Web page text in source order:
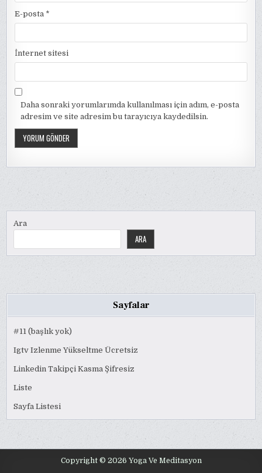
E-posta *
İnternet sitesi
Daha sonraki yorumlarımda kullanılması için adım, e-posta
adresim ve site adresim bu tarayıcıya kaydedilsin.
Ara
ARA
Sayfalar
#11 (başlık yok)
Igtv Izlenme Yükseltme Ücretsiz
Linkedin Takipçi Kasma Şifresiz
Liste
Sayfa Listesi
Copyright © 2026 Yoga Ve Meditasyon